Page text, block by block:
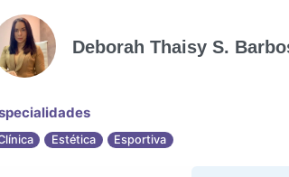
Deborah Thaisy S.
Estética Esportiva